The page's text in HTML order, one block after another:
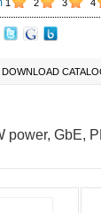
1 2 3 4
DOWNLOAD
power, GbE,